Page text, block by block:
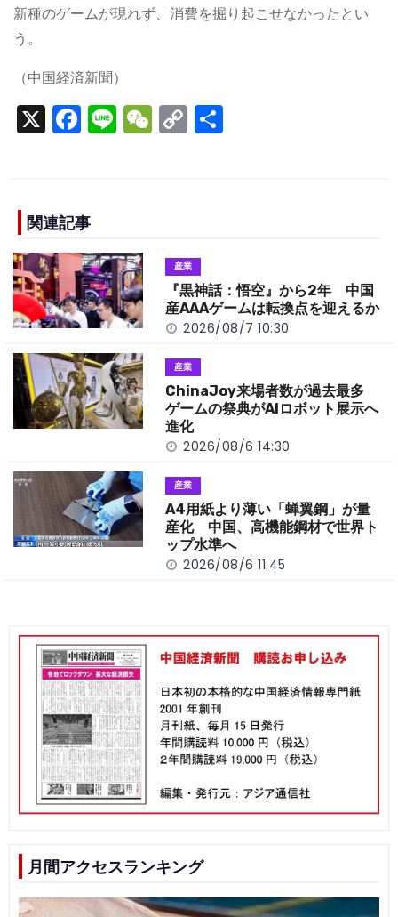
新種のゲームが現れず、消費を掘り起こせなかったとい
う。
（中国経済新聞）
X F
a
e
b
o
o
k
Li
n
W
e
C
o
n
k
関連記事
産業
『黒神話：悟空』から2年 中国
産AAAゲームは転換点を迎えるか
2026/08/7 10:30
産業
ChinaJoy来場者数が過去最多
ゲームの祭典がAIロボット展示へ
進化
2026/08/6 14:30
産業
A4用紙より薄い「蝉翼鋼」が量
産化 中国、高機能鋼材で世界ト
ップ水準へ
2026/08/6 11:45
月間アクセスランキング